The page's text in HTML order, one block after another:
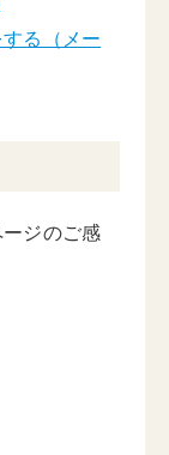
る（メー
ジのご感